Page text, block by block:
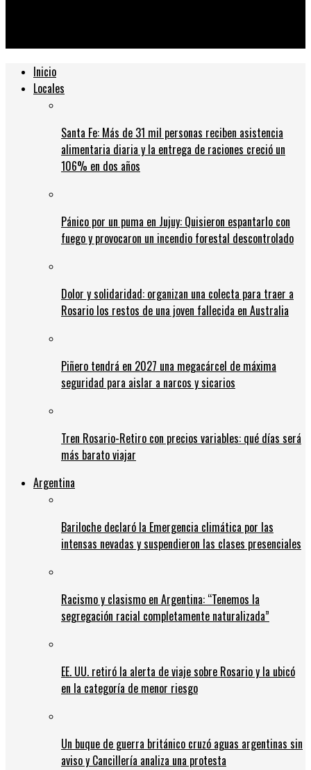
Inicio
Locales
Santa Fe: Más de 31 mil personas reciben asistencia
alimentaria diaria y la entrega de raciones creció un
106% en dos años
Pánico por un puma en Jujuy: Quisieron espantarlo con
fuego y provocaron un incendio forestal descontrolado
Dolor y solidaridad: organizan una colecta para traer a
Rosario los restos de una joven fallecida en Australia
Piñero tendrá en 2027 una megacárcel de máxima
seguridad para aislar a narcos y sicarios
Tren Rosario-Retiro con precios variables: qué días será
más barato viajar
Argentina
Bariloche declaró la Emergencia climática por las
intensas nevadas y suspendieron las clases presenciales
Racismo y clasismo en Argentina: “Tenemos la
segregación racial completamente naturalizada”
EE. UU. retiró la alerta de viaje sobre Rosario y la ubicó
en la categoría de menor riesgo
Un buque de guerra británico cruzó aguas argentinas sin
aviso y Cancillería analiza una protesta